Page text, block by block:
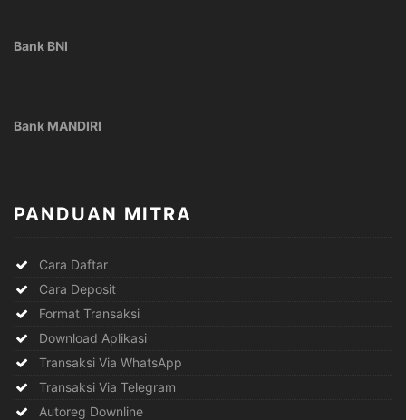
Bank BNI
Bank MANDIRI
PANDUAN MITRA
Cara Daftar
Cara Deposit
Format Transaksi
Download Aplikasi
Transaksi Via WhatsApp
Transaksi Via Telegram
Autoreg Downline